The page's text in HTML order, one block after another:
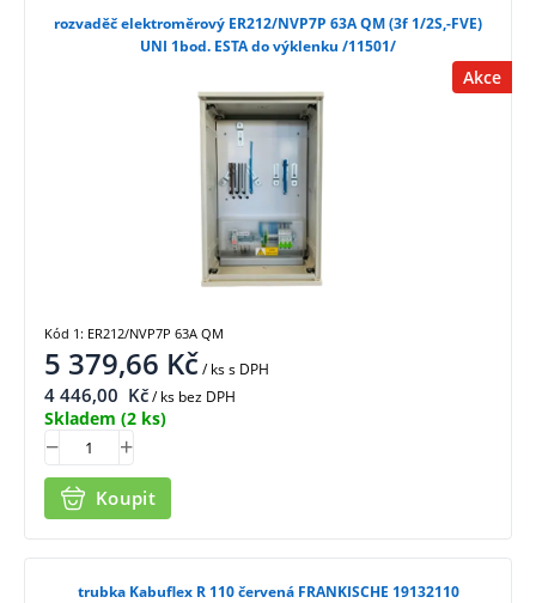
Akce
rozvaděč elektroměrový ER212/NVP7P 63A QM (3f 1/2S,-FVE)
UNI 1bod. ESTA do výklenku /11501/
5 379,66 Kč/ kss DPH
4 446,00 Kč/ ks bez DPH
Skladem (2 ks)
Koupit
Kód 1: ER212/NVP7P 63A QM
trubka Kabuflex R 110 červená FRANKISCHE 19132110